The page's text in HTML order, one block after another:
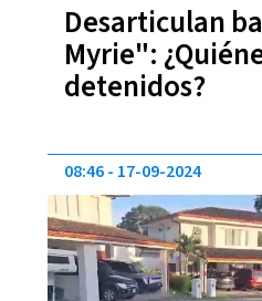
Desarticulan
Myrie":
detenidos?
08:46 17-09-2024